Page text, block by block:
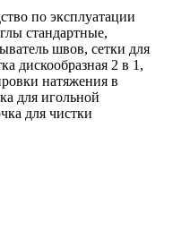
по эксплуатации
стандартные,
швов, сетки для
дискообразная 2 в 1,
натяжения в
для игольной
для чистки